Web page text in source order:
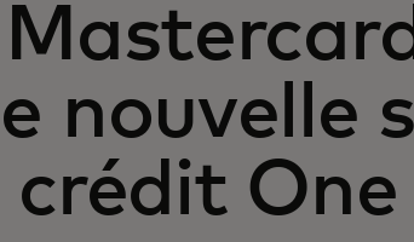
nouvelle
crédit One